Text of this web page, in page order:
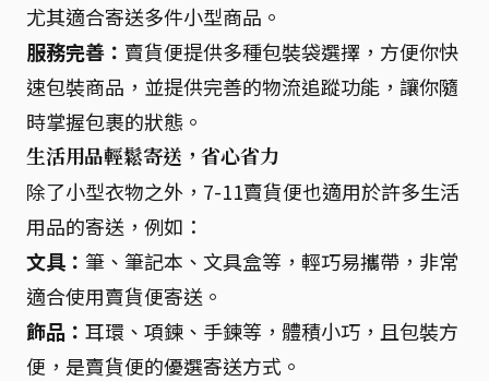
尤其適合寄送多件小型商品。
服務完善： 賣貨便提供多種包裝袋選擇，方便你快
速包裝商品，並提供完善的物流追蹤功能，讓你隨
時掌握包裹的狀態。
生活用品輕鬆寄送，省心省力
除了小型衣物之外，7-11賣貨便也適用於許多生活
用品的寄送，例如：
文具： 筆、筆記本、文具盒等，輕巧易攜帶，非常
適合使用賣貨便寄送。
飾品： 耳環、項鍊、手鍊等，體積小巧，且包裝方
便，是賣貨便的優選寄送方式。